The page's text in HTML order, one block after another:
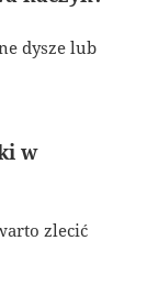
dysze lub
w
zlecić